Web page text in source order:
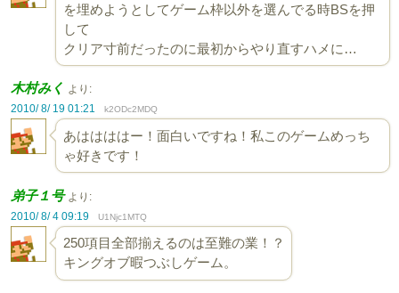
を埋めようとしてゲーム枠以外を選んでる時BSを押
して
クリア寸前だったのに最初からやり直すハメに…
木村みく より:
2010/ 8/ 19 01:21
k2ODc2MDQ
あははははー！面白いですね！私このゲームめっち
ゃ好きです！
弟子１号 より:
2010/ 8/ 4 09:19
U1Njc1MTQ
250項目全部揃えるのは至難の業！？
キングオブ暇つぶしゲーム。